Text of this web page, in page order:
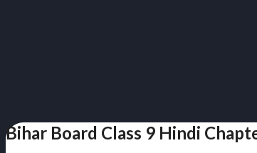
Bihar Board Class 9 Hindi